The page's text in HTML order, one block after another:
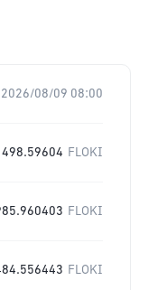
2026/08/09 08:00
498.59604 FLOKI
FLOKI
FLOKI